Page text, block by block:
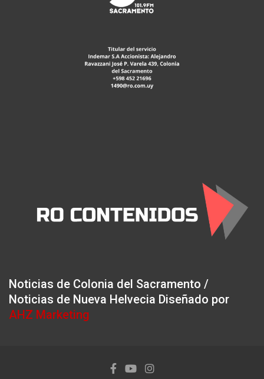
Noticias de Colonia del Sacramento /
Noticias de Nueva Helvecia Diseñado por
AHZ Marketing